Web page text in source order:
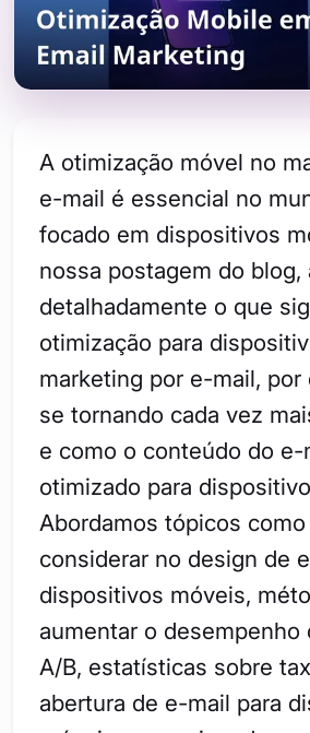
A otimização móvel no
e-mail é essencial no
focado em dispositivos
nossa postagem do blog,
detalhadamente o que
otimização para
marketing por e-mail, por
se tornando cada vez
e como o conteúdo do
otimizado para
Abordamos tópicos
considerar no design de
dispositivos móveis,
aumentar o desempenho
A/B, estatísticas sobre
abertura de e-mail para